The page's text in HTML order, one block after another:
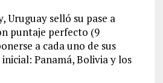
Uruguay selló su pase a
puntaje perfecto (9
a cada uno de sus
Panamá, Bolivia y los